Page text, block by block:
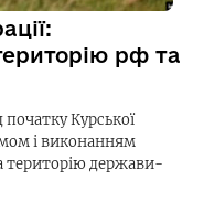
рф та
Курської
і виконанням
територію держави-